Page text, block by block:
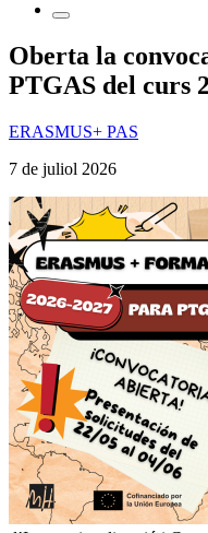
Oberta la
PTGAS del curs
ERASMUS+ PAS
7 de juliol 2026